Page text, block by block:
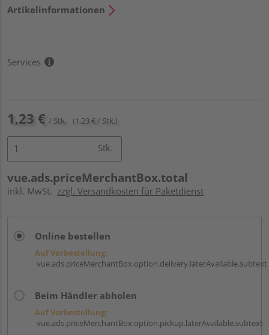
Artikelinformationen
Services
1,23 € / Stk. (1,23 € / Stk.)
Stk.
vue.ads.priceMerchantBox.total
inkl. MwSt. zzgl. Versandkosten für Paketdienst
Online bestellen
Auf Vorbestellung:
vue.ads.priceMerchantBox.option.delivery.laterAvailable.subtext
Beim Händler abholen
Auf Vorbestellung:
vue.ads.priceMerchantBox.option.pickup.laterAvailable.subtext